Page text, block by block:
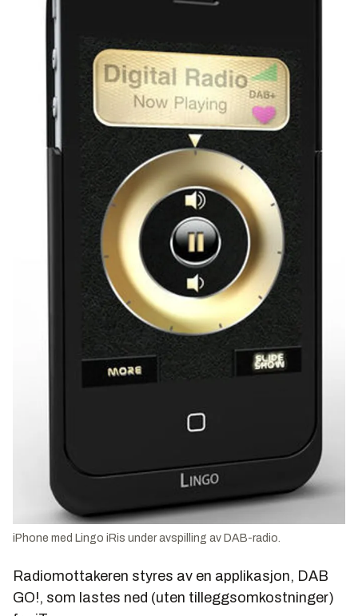
iPhone med Lingo iRis under avspilling av DAB-radio.
Radiomottakeren styres av en applikasjon, DAB
GO!, som lastes ned (uten tilleggsomkostninger)